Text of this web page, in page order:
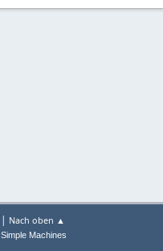
| Nach oben ▲
Simple Machines